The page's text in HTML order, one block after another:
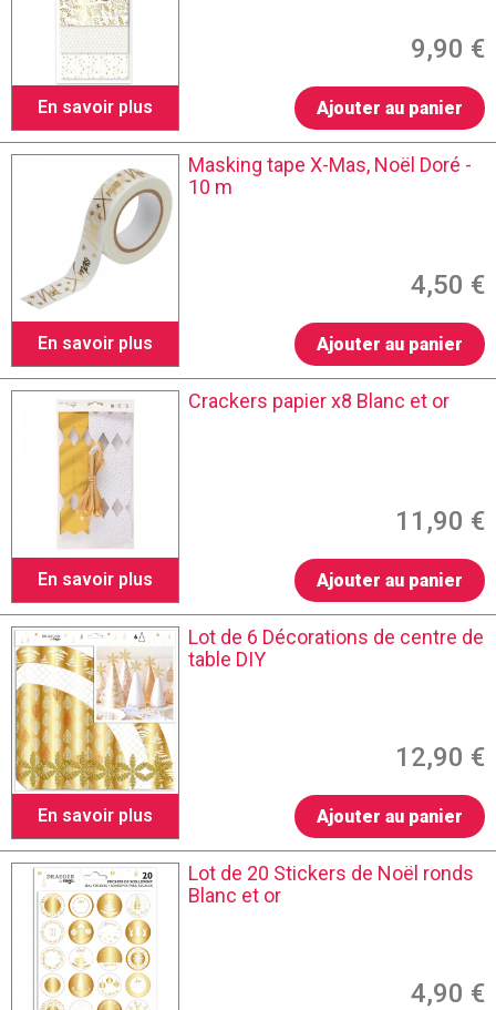
En savoir plus
9,90 €
Ajouter au panier
En savoir plus
Masking tape X-Mas, Noël Doré -
10 m
4,50 €
Ajouter au panier
En savoir plus
Crackers papier x8 Blanc et or
11,90 €
Ajouter au panier
En savoir plus
Lot de 6 Décorations de centre de
table DIY
12,90 €
Ajouter au panier
Lot de 20 Stickers de Noël ronds
Blanc et or
4,90 €